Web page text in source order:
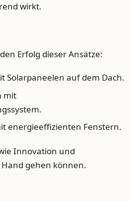
wirkt.
Erfolg dieser Ansätze:
Solarpaneelen auf dem Dach.
mit
energieeffizienten Fenstern.
Innovation und
gehen können.